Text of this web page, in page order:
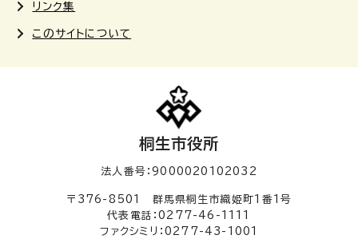
リンク集
このサイトについて
桐生市役所
法人番号：9000020102032
〒376-8501 群馬県桐生市織姫町1番1号
代表電話：0277-46-1111
ファクシミリ：0277-43-1001